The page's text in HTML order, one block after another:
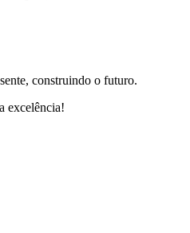
construindo o futuro.
excelência!